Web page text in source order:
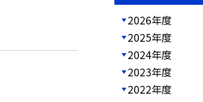
2026年度
2025年度
2024年度
2023年度
2022年度